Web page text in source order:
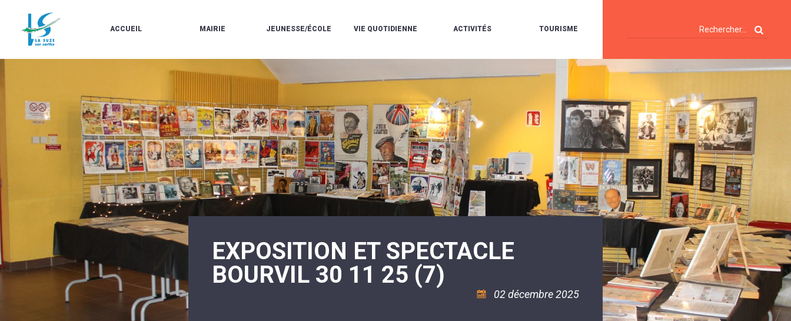
ACCUEIL
PROPOS
DE
LA
SUZE
BULLETINS
EN
LIGNE
AGENDA
LA
SUZE
AU
DÉBUT
DU
20ÈME
SIÈCLE
MAIRIE
CONTACTS
HORAIRES
URBANISME/PLU
EN
LIGNE
CARTES
D'IDENTITÉ-
PASSEPORTS
LE
CMJ
RÉUNIONS
DU
CONSEIL
MUNICIPAL
ARRÊTÉS
ET
DÉCISIONS
MOT
DE
LA
JEUNESSE/ÉCOLE
L'ACCUEIL
DE
LOISIRS
/
LES
MERCREDIS
RÉCRÉATIFS
LE
RESTAURANT
SCOLAIRE
LES
ÉCOLES
/
LE
18
ANS
ASSOCIATION
LA
VIE QUOTIDIENNE
VIE
RÈGLES
DE
VIE
ENVIRONNEMENT
L'EAU
ET
L'ASSAINISSEMENT
LA
RÉSIDENCE
AUTONOMIE
LE
POLICE
MUNICIPALE
/
ACTIVITÉS
MÉDIATHÈQUE
COMMUNAUTAIRE
DE
MUSIQUE
L'ÉCOLE
COMMUNAUTAIRE
DE
DANSE
LA
PISCINE
COMMUNAUTAIRE
ASSOCIATIONS
TOURISME
VOIE
DÉCOUVERTES
LES
RANDONNÉES
CAMPING
CAMPING-
CARS
TENTES
CARAVANES
LA
HALTE
EXPOSITION ET SPECTACLE
BOURVIL 30 11 25 (7)
02 décembre 2025